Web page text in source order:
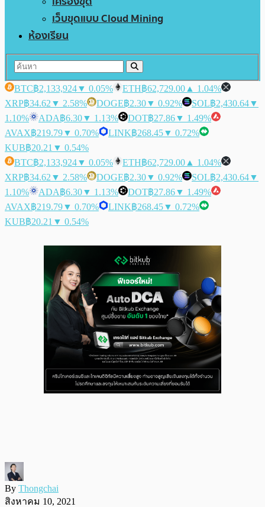
เว็บขุดแบบ Cloud Mining
ห้องเรียน
BTC฿2,133,924▼ 0.05% ETH฿62,729.00 ▲ 1.04%
XRP฿34.62 ▼ 2.58% DOGE฿2.30▼ 0.92% SOL฿2,430.64▼
1.10%
ADA฿6.30▼ 1.13% DOT฿27.86▼ 1.49%
AVAX฿219.79▼ 0.70% LINK฿268.45▼ 0.72%
KUB฿20.21 ▼ 0.54%
BTC฿2,133,924▼ 0.05% ETH฿62,729.00 ▲ 1.04%
XRP฿34.62 ▼ 2.58% DOGE฿2.30▼ 0.92% SOL฿2,430.64▼
1.10%
ADA฿6.30▼ 1.13% DOT฿27.86▼ 1.49%
AVAX฿219.79▼ 0.70% LINK฿268.45▼ 0.72%
KUB฿20.21 ▼ 0.54%
By Thongchai
สิงหาคม 10, 2021